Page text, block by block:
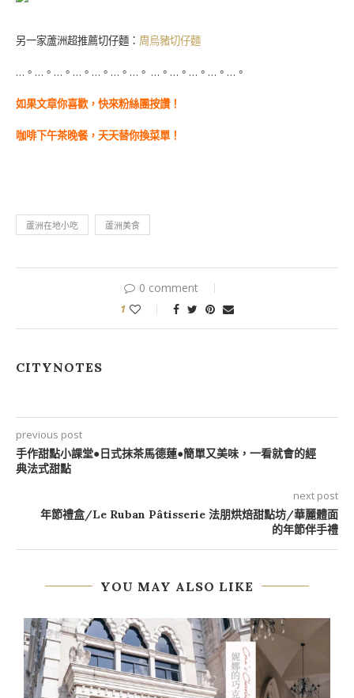
另一家蘆洲超推薦切仔麵： 周烏豬切仔麵
…。…。…。…。…。…。…。 …。…。…。…。…。
如果文章你喜歡，快來粉絲團按讚！
咖啡下午茶晚餐，天天替你換菜單！
蘆洲在地小吃 蘆洲美食
0 comment
1
CITYNOTES
previous post
手作甜點小課堂●日式抹茶馬德蓮●簡單又美味，一看就會的經
典法式甜點
next post
年節禮盒/Le Ruban Pâtisserie 法朋烘焙甜點坊/華麗體面
的年節伴手禮
YOU MAY ALSO LIKE